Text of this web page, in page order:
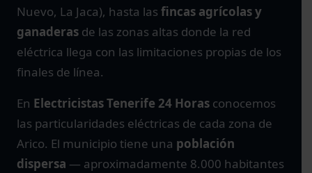
Nuevo, La Jaca), hasta las fincas agrícolas y
ganaderas de las zonas altas donde la red
eléctrica llega con las limitaciones propias de los
finales de línea.
En Electricistas Tenerife 24 Horas conocemos
las particularidades eléctricas de cada zona de
Arico. El municipio tiene una población
dispersa — aproximadamente 8.000 habitantes